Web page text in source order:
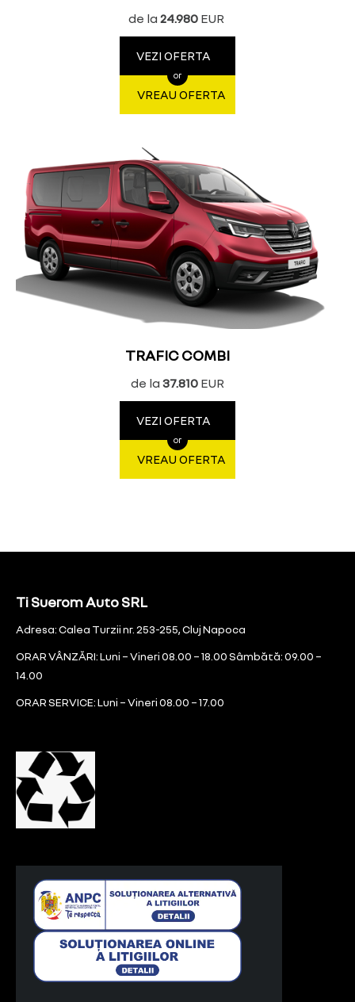
de la 24.980 EUR
VEZI OFERTA
or
VREAU OFERTA
TRAFIC COMBI
de la 37.810 EUR
VEZI OFERTA
or
VREAU OFERTA
Ti Suerom Auto SRL
Adresa: Calea Turzii nr. 253-255, Cluj Napoca
ORAR VÂNZĂRI: Luni – Vineri 08.00 – 18.00 Sâmbătă: 09.00 –
14.00
ORAR SERVICE: Luni – Vineri 08.00 – 17.00